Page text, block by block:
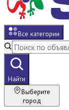
Все категории
Найти
Выберите
город